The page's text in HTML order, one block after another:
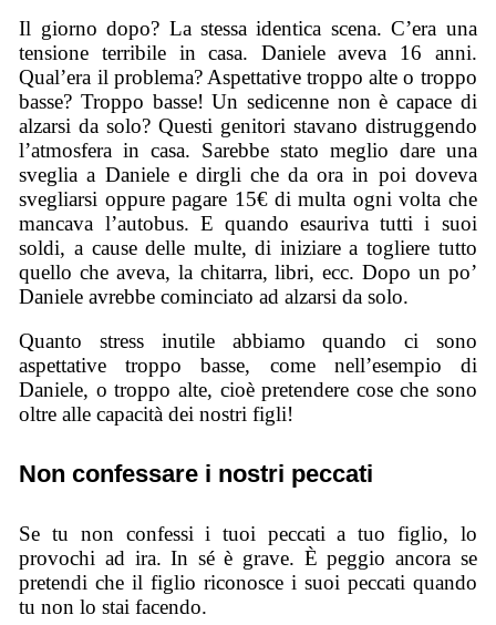
Il giorno dopo? La stessa identica scena. C’era una
tensione terribile in casa. Daniele aveva 16 anni.
Qual’era il problema? Aspettative troppo alte o troppo
basse? Troppo basse! Un sedicenne non è capace di
alzarsi da solo? Questi genitori stavano distruggendo
l’atmosfera in casa. Sarebbe stato meglio dare una
sveglia a Daniele e dirgli che da ora in poi doveva
svegliarsi oppure pagare 15€ di multa ogni volta che
mancava l’autobus. E quando esauriva tutti i suoi
soldi, a cause delle multe, di iniziare a togliere tutto
quello che aveva, la chitarra, libri, ecc. Dopo un po’
Daniele avrebbe cominciato ad alzarsi da solo.
Quanto stress inutile abbiamo quando ci sono
aspettative troppo basse, come nell’esempio di
Daniele, o troppo alte, cioè pretendere cose che sono
oltre alle capacità dei nostri figli!
Non confessare i nostri peccati
Se tu non confessi i tuoi peccati a tuo figlio, lo
provochi ad ira. In sé è grave. È peggio ancora se
pretendi che il figlio riconosce i suoi peccati quando
tu non lo stai facendo.